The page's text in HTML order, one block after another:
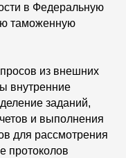
в Федеральную
таможенную
из внешних
внутренние
заданий,
и выполнения
для рассмотрения
протоколов